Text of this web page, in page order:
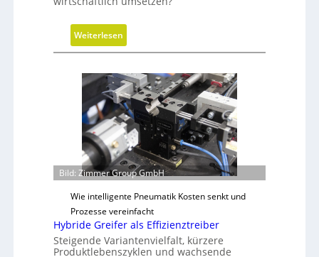
n
r
ö
ß
e
r
e
n
D
i
m
e
n
s
Weiterlesen
M
t
h
o
d
e
n
f
ü
r
n
a
c
Bild: Zimmer Group GmbH
Wie intelligente Pneumatik Kosten senkt und
Prozesse vereinfacht
Hybride Greifer als Effizienztreiber
Steigende Variantenvielfalt, kürzere
Produktlebenszyklen und wachsende